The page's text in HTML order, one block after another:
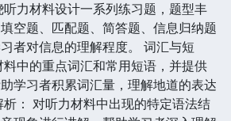
力材料设计一系列练习题，题型丰
空题、匹配题、简答题、信息归纳题
者对信息的理解程度。 词汇与短
中的重点词汇和常用短语，并提供
学习者积累词汇量，理解地道的表达
： 对听力材料中出现的特定语法结